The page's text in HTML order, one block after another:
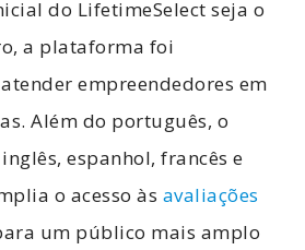
do LifetimeSelect seja o
a plataforma foi
empreendedores em
Além do português, o
espanhol, francês e
o acesso às avaliações
um público mais amplo